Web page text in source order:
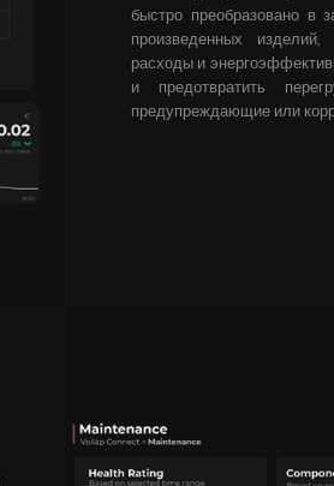
быстро преобразовано в
произведенных
расходы и
и предотвратить
предупреждающие или